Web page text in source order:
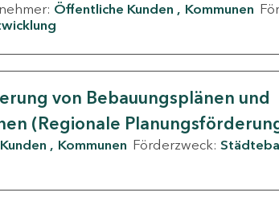
Öffentliche Kunden Kommunen
von Bebauungsplänen und
(Regionale
Kommunen Förderzweck: